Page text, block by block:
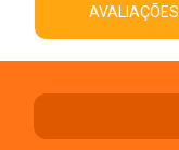
AVALIAÇÕES